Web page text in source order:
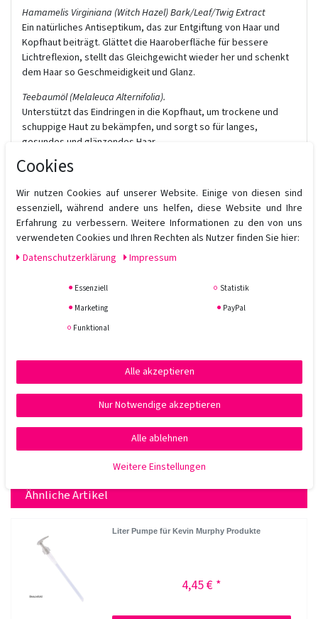
Hamamelis Virginiana (Witch Hazel) Bark/Leaf/Twig Extract
Ein natürliches Antiseptikum, das zur Entgiftung von Haar und
Kopfhaut beiträgt. Glättet die Haaroberfläche für bessere
Lichtreflexion, stellt das Gleichgewicht wieder her und schenkt
dem Haar so Geschmeidigkeit und Glanz.
Teebaumöl (Melaleuca Alternifolia).
Unterstützt das Eindringen in die Kopfhaut, um trockene und
schuppige Haut zu bekämpfen, und sorgt so für langes,
gesundes und glänzendes Haar.
Rosmarinblätterextrakt (Rosmarinus Officinalis).
Grapefruitextrakt (Citrus Grandis).
Wirksam gegen schnell fettendes Haar und Kopfhaut.
Ähnliche Artikel
Liter Pumpe für Kevin Murphy Produkte
4,45 € *
Cookies
Wir nutzen Cookies auf unserer Website. Einige von diesen sind
essenziell, während andere uns helfen, diese Website und Ihre
Erfahrung zu verbessern. Weitere Informationen zu den von uns
verwendeten Cookies und Ihren Rechten als Nutzer finden Sie hier:
Daten­schutz­erklärung
Impressum
Essenziell
Statistik
Marketing
PayPal
Funktional
Alle akzeptieren
Nur Notwendige akzeptieren
Alle ablehnen
Weitere Einstellungen